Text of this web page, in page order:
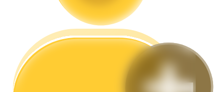
Vadeli İşlemler Başlangıç Kılavuzu